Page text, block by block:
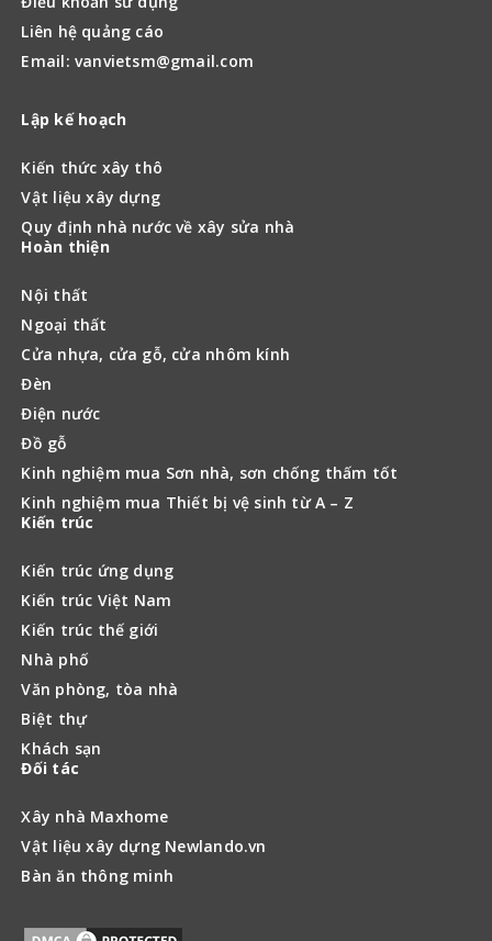
Liên hệ quảng cáo
Email: vanvietsm@gmail.com
Lập kế hoạch
Kiến thức xây thô
Vật liệu xây dựng
Quy định nhà nước về xây sửa nhà
Hoàn thiện
Nội thất
Ngoại thất
Cửa nhựa, cửa gỗ, cửa nhôm kính
Đèn
Điện nước
Đồ gỗ
Kinh nghiệm mua Sơn nhà, sơn chống thấm tốt
Kinh nghiệm mua Thiết bị vệ sinh từ A – Z
Kiến trúc
Kiến trúc ứng dụng
Kiến trúc Việt Nam
Kiến trúc thế giới
Nhà phố
Văn phòng, tòa nhà
Biệt thự
Khách sạn
Đối tác
Xây nhà Maxhome
Vật liệu xây dựng Newlando.vn
Bàn ăn thông minh